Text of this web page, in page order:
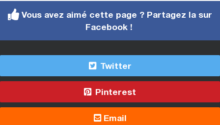
Vous avez aimé cette page ? Partagez la sur
Facebook !
Twitter
Pinterest
Email